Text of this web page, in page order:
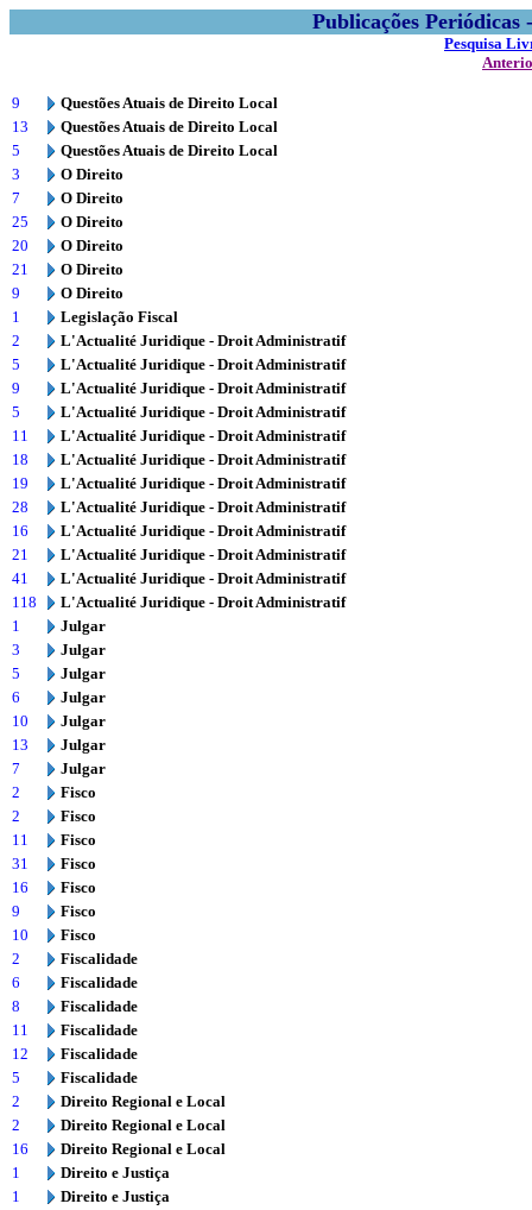
Publicações
Pesquisa
9
Questões Atuais de Direito Local
13
Questões Atuais de Direito Local
5
Questões Atuais de Direito Local
3
O Direito
7
O Direito
25
O Direito
20
O Direito
21
O Direito
9
O Direito
1
Legislação Fiscal
2
L'Actualité Juridique - Droit Administratif
5
L'Actualité Juridique - Droit Administratif
9
L'Actualité Juridique - Droit Administratif
5
L'Actualité Juridique - Droit Administratif
11
L'Actualité Juridique - Droit Administratif
18
L'Actualité Juridique - Droit Administratif
19
L'Actualité Juridique - Droit Administratif
28
L'Actualité Juridique - Droit Administratif
16
L'Actualité Juridique - Droit Administratif
21
L'Actualité Juridique - Droit Administratif
41
L'Actualité Juridique - Droit Administratif
118
L'Actualité Juridique - Droit Administratif
1
Julgar
3
Julgar
5
Julgar
6
Julgar
10
Julgar
13
Julgar
7
Julgar
2
Fisco
2
Fisco
11
Fisco
31
Fisco
16
Fisco
9
Fisco
10
Fisco
2
Fiscalidade
6
Fiscalidade
8
Fiscalidade
11
Fiscalidade
12
Fiscalidade
5
Fiscalidade
2
Direito Regional e Local
2
Direito Regional e Local
16
Direito Regional e Local
1
Direito e Justiça
1
Direito e Justiça